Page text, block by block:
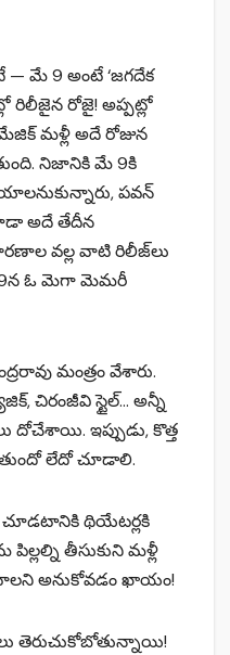
— మే 9 అంటే ‘జగదేక
రిలీజైన రోజై! అప్పట్లో
మళ్లీ అదే రోజున
నిజానికి మే 9కి
పవన్
అదే తేదీన
వల్ల వాటి రిలీజ్‌లు
ఓ మెగా మెమరీ
మంత్రం వేశారు.
చిరంజీవి స్టైల్… అన్నీ
దోచేశాయి. ఇప్పుడు, కొత్త
లేదో చూడాలి.
చూడటానికి థియేటర్లకి
పిల్లల్ని తీసుకుని మళ్లీ
అనుకోవడం ఖాయం!
తెరుచుకోబోతున్నాయి!